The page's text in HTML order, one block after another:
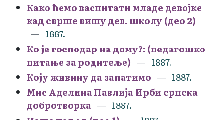
Како ћемо васпитати младе девојке
кад сврше вишу дев. школу (део 2)
1887.
Ко је господар на дому?: (педагошко
питање за родитеље)
1887.
Коју живину да запатимо
1887.
Мис Аделина Павлија Ирби српска
добротворка
1887.